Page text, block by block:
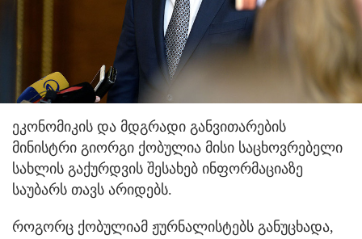
ეკონომიკის და მდგრადი განვითარების
მინისტრი გიორგი ქობულია მისი საცხოვრებელი
სახლის გაქურდვის შესახებ ინფორმაციაზე
საუბარს თავს არიდებს.
როგორც ქობულიამ ჟურნალისტებს განუცხადა,